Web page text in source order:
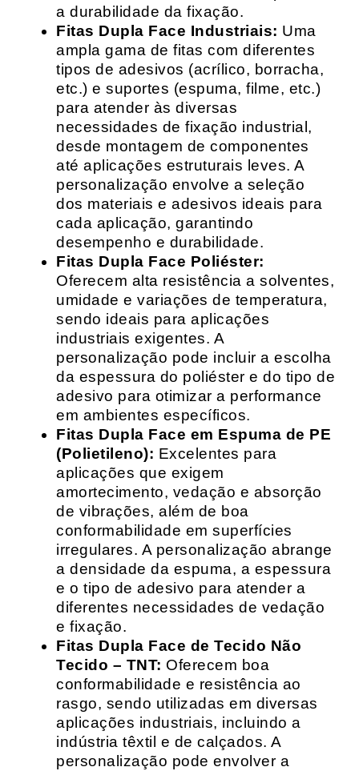
a durabilidade da fixação.
Fitas Dupla Face Industriais: Uma
ampla gama de fitas com diferentes
tipos de adesivos (acrílico, borracha,
etc.) e suportes (espuma, filme, etc.)
para atender às diversas
necessidades de fixação industrial,
desde montagem de componentes
até aplicações estruturais leves. A
personalização envolve a seleção
dos materiais e adesivos ideais para
cada aplicação, garantindo
desempenho e durabilidade.
Fitas Dupla Face Poliéster:
Oferecem alta resistência a solventes,
umidade e variações de temperatura,
sendo ideais para aplicações
industriais exigentes. A
personalização pode incluir a escolha
da espessura do poliéster e do tipo de
adesivo para otimizar a performance
em ambientes específicos.
Fitas Dupla Face em Espuma de PE
(Polietileno): Excelentes para
aplicações que exigem
amortecimento, vedação e absorção
de vibrações, além de boa
conformabilidade em superfícies
irregulares. A personalização abrange
a densidade da espuma, a espessura
e o tipo de adesivo para atender a
diferentes necessidades de vedação
e fixação.
Fitas Dupla Face de Tecido Não
Tecido – TNT: Oferecem boa
conformabilidade e resistência ao
rasgo, sendo utilizadas em diversas
aplicações industriais, incluindo a
indústria têxtil e de calçados. A
personalização pode envolver a